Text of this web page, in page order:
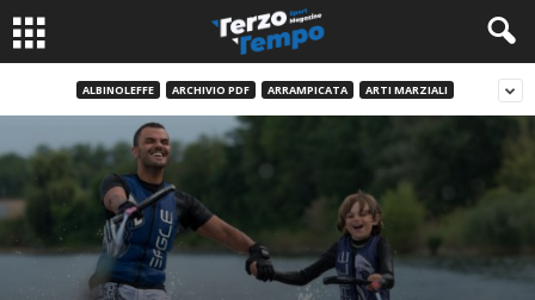
ALBINOLEFFE ARCHIVIO PDF ARRAMPICATA ARTI MARZIALI